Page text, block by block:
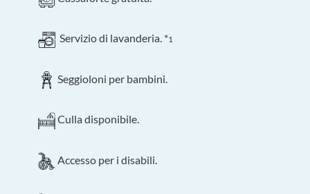
Servizio di lavanderia. *1
Seggioloni per bambini.
Culla disponibile.
Accesso per i disabili.